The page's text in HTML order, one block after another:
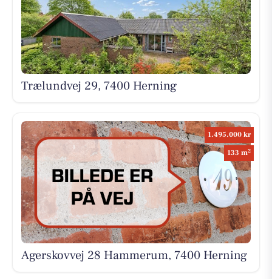
Trælundvej 29, 7400 Herning
1.495.000 kr
133 m2
Agerskovvej 28 Hammerum, 7400 Herning